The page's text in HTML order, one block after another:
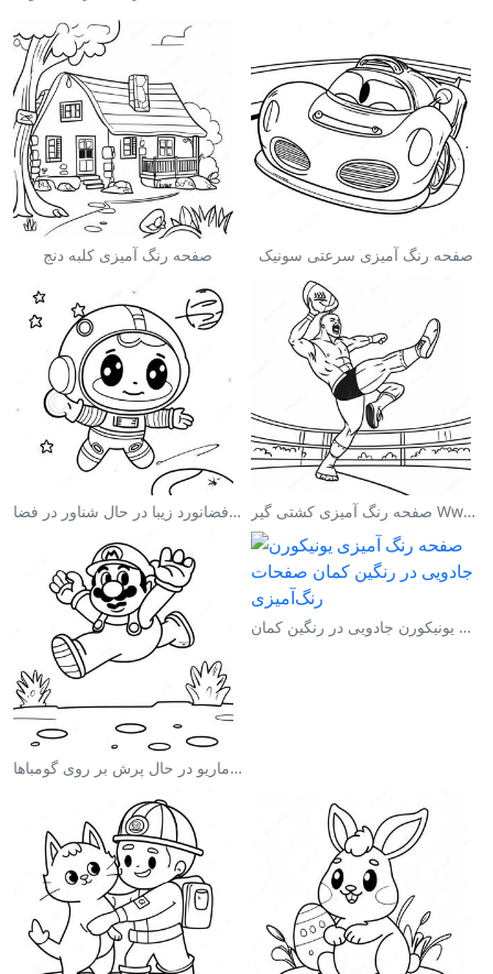
صفحه رنگ آمیزی کلبه دنج صفحه رنگ آمیزی سرعتی سونیک
صفحه رنگ آمیزی فضانورد زیبا در حال شناور در فضا صفحه رنگ آمیزی کشتی گیر Wwe در حال پرش بر روی حریف
صفحه رنگ آمیزی ماریو در حال پرش بر روی گومباها
صفحه رنگ آمیزی یونیکورن جادویی در رنگین کمان